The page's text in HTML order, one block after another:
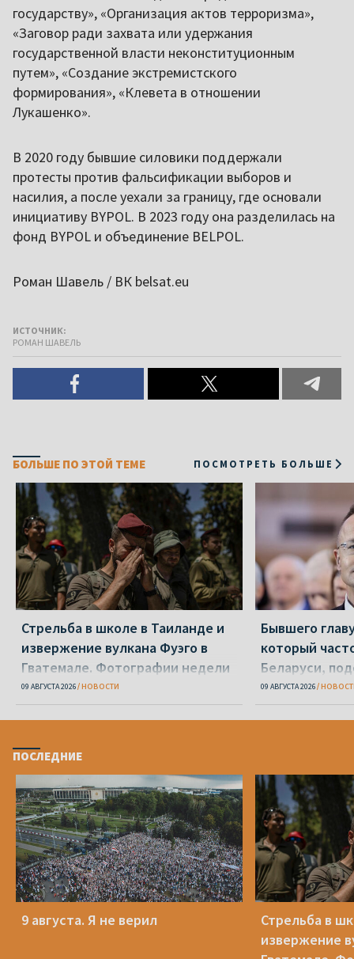
государству», «Организация актов терроризма»,
«Заговор ради захвата или удержания
государственной власти неконституционным
путем», «Создание экстремистского
формирования», «Клевета в отношении
Лукашенко».
В 2020 году бывшие силовики поддержали
протесты против фальсификации выборов и
насилия, а после уехали за границу, где основали
инициативу BYPOL. В 2023 году она разделилась на
фонд BYPOL и объединение BELPOL.
Роман Шавель / ВК belsat.eu
ИСТОЧНИК:
РОМАН ШАВЕЛЬ
БОЛЬШЕ ПО ЭТОЙ ТЕМЕ ПОСМОТРЕТЬ БОЛЬШЕ
Стрельба в школе в Таиланде и
извержение вулкана Фуэго в
Гватемале. Фотографии недели
09 АВГУСТА 2026 НОВОСТИ
Бывшего
который
Беларуси,
09 АВГУСТА 2026
ПОСЛЕДНИЕ
9 августа. Я не верил
Стрельба в
извержение